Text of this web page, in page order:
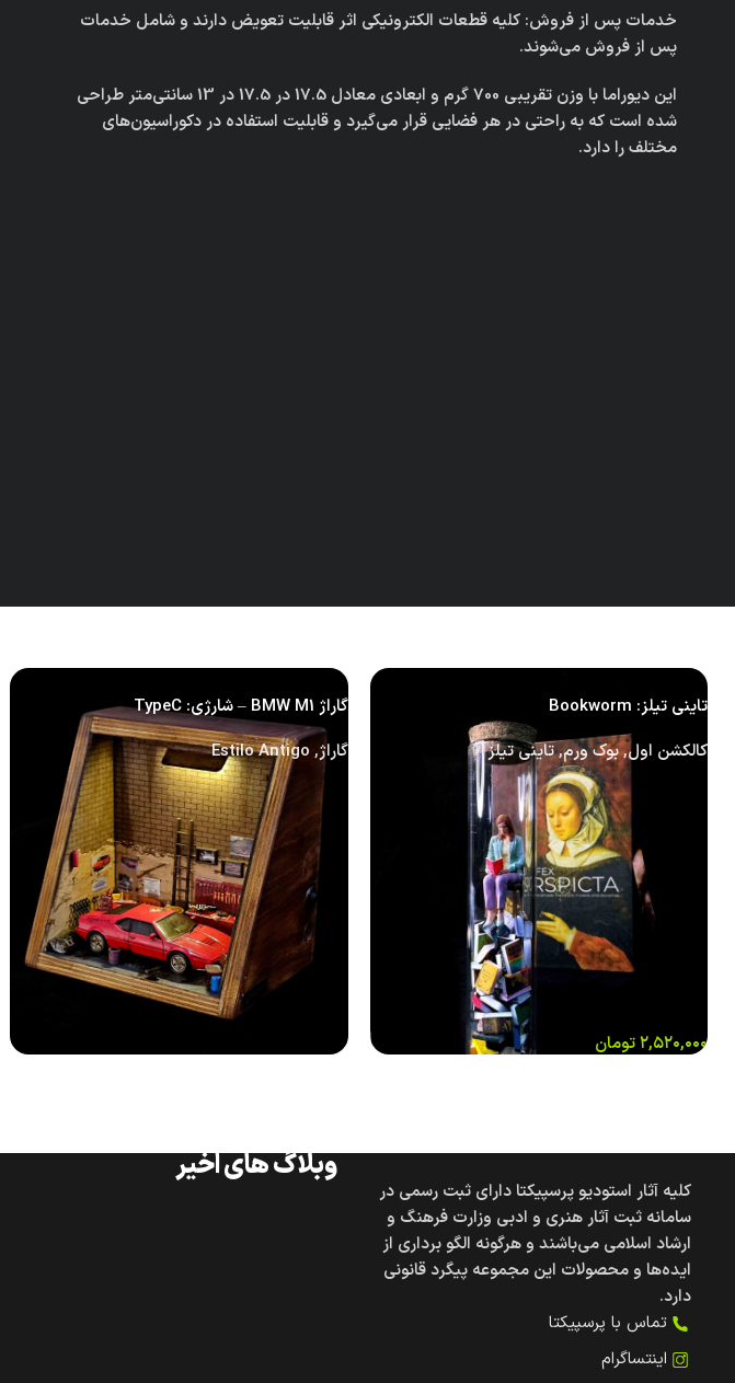
خدمات پس از فروش: کلیه قطعات الکترونیکی اثر قابلیت تعویض دارند و شامل خدمات
پس از فروش می‌شوند.
این دیوراما با وزن تقریبی 700 گرم و ابعادی معادل 17.5 در 17.5 در 13 سانتی‌متر طراحی
شده است که به راحتی در هر فضایی قرار می‌گیرد و قابلیت استفاده در دکوراسیون‌های
مختلف را دارد.
تاینی تیلز: Bookworm
کالکشن اول,بوک ورم,تاینی تیلز
۲,۵۲۰,۰۰۰تومان
گاراژ BMW M1 – شارژی: TypeC
گاراژ,
Estilo Antigo
کلیه آثار استودیو پرسپیکتا دارای ثبت رسمی در
سامانه ثبت آثار هنری و ادبی وزارت فرهنگ و
ارشاد اسلامی می‌باشند و هرگونه الگو برداری از
ایده‌ها و محصولات این مجموعه پیگرد قانونی
دارد.
تماس با پرسپیکتا
اینتساگرام
وبلاگ های اخیر